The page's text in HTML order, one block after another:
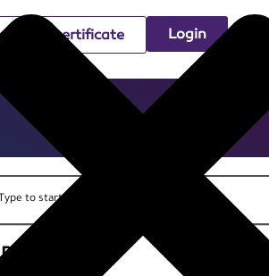
Check certificate Login
Recent Posts